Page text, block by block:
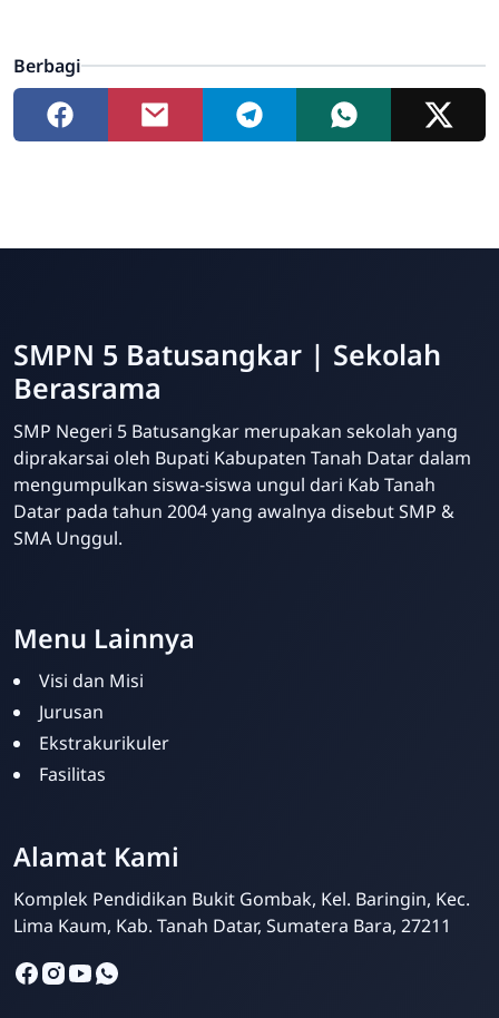
Berbagi
SMPN 5 Batusangkar | Sekolah
Berasrama
SMP Negeri 5 Batusangkar merupakan sekolah yang
diprakarsai oleh Bupati Kabupaten Tanah Datar dalam
mengumpulkan siswa-siswa ungul dari Kab Tanah
Datar pada tahun 2004 yang awalnya disebut SMP &
SMA Unggul.
Menu Lainnya
Visi dan Misi
Jurusan
Ekstrakurikuler
Fasilitas
Alamat Kami
Komplek Pendidikan Bukit Gombak, Kel. Baringin, Kec.
Lima Kaum, Kab. Tanah Datar, Sumatera Bara, 27211